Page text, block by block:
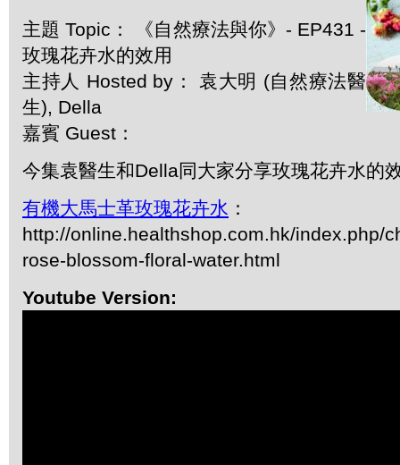
主題 Topic： 《自然療法與你》- EP431 -
玫瑰花卉水的效用
主持人 Hosted by： 袁大明 (自然療法醫
生), Della
嘉賓 Guest：
今集袁醫生和Della同大家分享玫瑰花卉水的
有機大馬士革玫瑰花卉水 ：
http://online.healthshop.com.hk/index.php/
rose-blossom-floral-water.html
Youtube Version: